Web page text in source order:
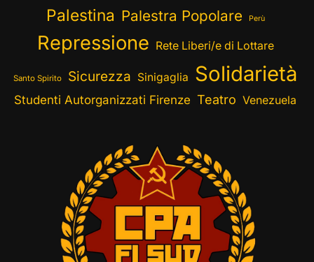
Palestina Palestra Popolare Perù
Repressione Rete Liberi/e di Lottare
Santo Spirito Sicurezza Sinigaglia Solidarietà
Studenti Autorganizzati Firenze Teatro Venezuela